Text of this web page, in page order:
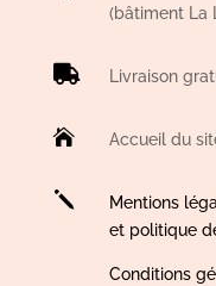
(bâtiment La
 Livraison
 Accueil du
j
Mentions
et politique
Conditions